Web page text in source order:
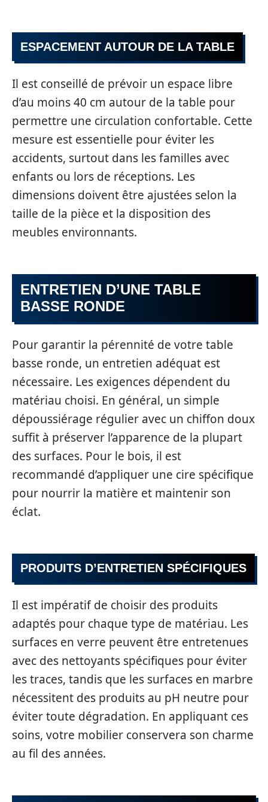
ESPACEMENT AUTOUR DE LA TABLE
Il est conseillé de prévoir un espace libre
d’au moins 40 cm autour de la table pour
permettre une circulation confortable. Cette
mesure est essentielle pour éviter les
accidents, surtout dans les familles avec
enfants ou lors de réceptions. Les
dimensions doivent être ajustées selon la
taille de la pièce et la disposition des
meubles environnants.
ENTRETIEN D’UNE TABLE
BASSE RONDE
Pour garantir la pérennité de votre table
basse ronde, un entretien adéquat est
nécessaire. Les exigences dépendent du
matériau choisi. En général, un simple
dépoussiérage régulier avec un chiffon doux
suffit à préserver l’apparence de la plupart
des surfaces. Pour le bois, il est
recommandé d’appliquer une cire spécifique
pour nourrir la matière et maintenir son
éclat.
PRODUITS D’ENTRETIEN SPÉCIFIQUES
Il est impératif de choisir des produits
adaptés pour chaque type de matériau. Les
surfaces en verre peuvent être entretenues
avec des nettoyants spécifiques pour éviter
les traces, tandis que les surfaces en marbre
nécessitent des produits au pH neutre pour
éviter toute dégradation. En appliquant ces
soins, votre mobilier conservera son charme
au fil des années.